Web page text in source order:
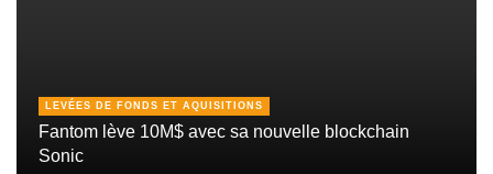
LEVÉES DE FONDS ET AQUISITIONS
Fantom lève 10M$ avec sa nouvelle blockchain
Sonic